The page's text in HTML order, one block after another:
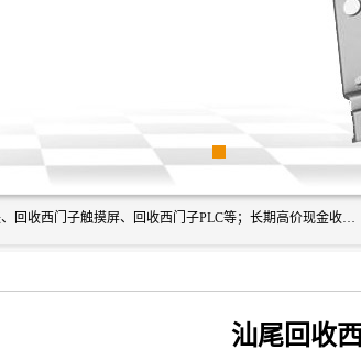
深圳市福田区诚芯源电子商行主营业务：回收西门子模块、回收西门子触摸屏、回收西门子PLC等；长期高价现金收购个人和工厂库存电子元件，我们以努力处事、以诚信待人，能迅速为客户消化库存、减少仓储、回笼资金，我们交易灵活方便，现金支付，价格合 理，尽量满足客户的要求，提供一条龙服务。
汕尾回收